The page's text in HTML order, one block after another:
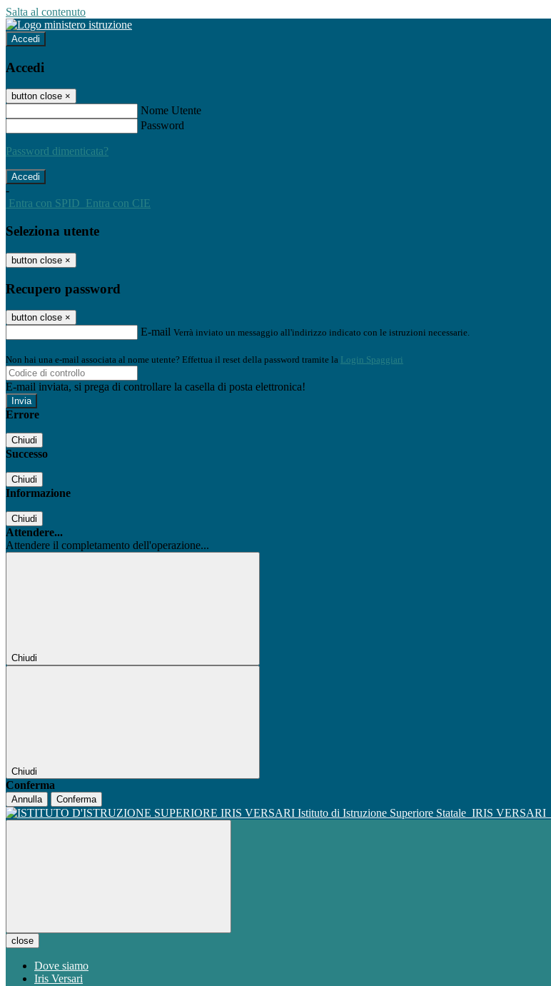
Salta al contenuto
Accedi
Accedi
button close ×
Nome Utente
Password
Password dimenticata?
-
Entra con SPID Entra con CIE
Seleziona utente
button close ×
Recupero password
button close ×
E-mail Verrà inviato un messaggio all'indirizzo indicato con le istruzioni necessarie.
Non hai una e-mail associata al nome utente? Effettua il reset della password tramite la Login Spaggiari
E-mail inviata, si prega di controllare la casella di posta elettronica!
Errore
Chiudi
Successo
Chiudi
Informazione
Chiudi
Attendere...
Attendere il completamento dell'operazione...
Chiudi
Chiudi
Conferma
Annulla Conferma
Istituto di Istruzione Superiore Statale IRIS VERSARI
close
Dove siamo
Iris Versari